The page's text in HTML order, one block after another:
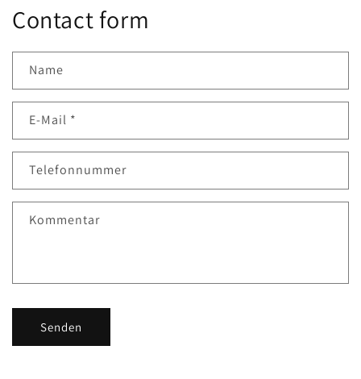
Contact form
Name
E-Mail *
Telefonnummer
Kommentar
Senden